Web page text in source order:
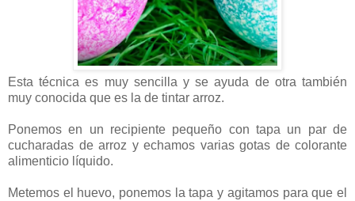
Esta técnica es muy sencilla y se ayuda de otra también
muy conocida que es la de tintar arroz.
Ponemos en un recipiente pequeño con tapa un par de
cucharadas de arroz y echamos varias gotas de colorante
alimenticio líquido.
Metemos el huevo, ponemos la tapa y agitamos para que el